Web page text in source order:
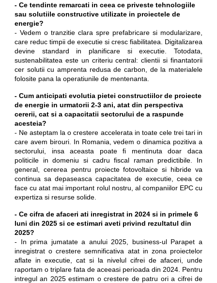
- Ce tendinte remarcati in ceea ce priveste tehnologiile
sau solutiile constructive utilizate in proiectele de
energie?
- Vedem o tranzitie clara spre prefabricare si modularizare,
care reduc timpii de executie si cresc fiabilitatea. Digitalizarea
devine standard in planificare si executie. Totodata,
sustenabilitatea este un criteriu central: clientii si finantatorii
cer solutii cu amprenta redusa de carbon, de la materialele
folosite pana la operatiunile de mentenanta.
- Cum anticipati evolutia pietei constructiilor de proiecte
de energie in urmatorii 2-3 ani, atat din perspectiva
cererii, cat si a capacitatii sectorului de a raspunde
acesteia?
- Ne asteptam la o crestere accelerata in toate cele trei tari in
care avem birouri. In Romania, vedem o dinamica pozitiva a
sectorului, insa aceasta poate fi mentinuta doar daca
politicile in domeniu si cadru fiscal raman predictibile. In
general, cererea pentru proiecte fotovoltaice si hibride va
continua sa depaseasca capacitatea de executie, ceea ce
face cu atat mai important rolul nostru, al companiilor EPC cu
expertiza si resurse solide.
- Ce cifra de afaceri ati inregistrat in 2024 si in primele 6
luni din 2025 si ce estimari aveti privind rezultatul din
2025?
- In prima jumatate a anului 2025, business-ul Parapet a
inregistrat o crestere semnificativa atat in zona proiectelor
aflate in executie, cat si la nivelul cifrei de afaceri, unde
raportam o triplare fata de aceeasi perioada din 2024. Pentru
intregul an 2025 estimam o crestere de patru ori a cifrei de